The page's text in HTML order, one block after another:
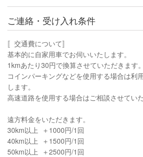
ご連絡・受け入れ条件
〚交通費について〛
基本的に自家用車でお伺いいたします。
1kmあたり30円で換算させていただきます。
コインパーキングなどを使用する場合は利
します。
高速道路を使用する場合はご相談させていた
遠方料金をいただきます。
30km以上 ＋1000円/1回
40km以上 ＋1500円/1回
50km以上 ＋2500円/1回